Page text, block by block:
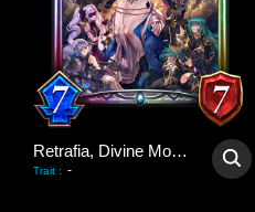
Retrafia, Divine Mother
Trait : -